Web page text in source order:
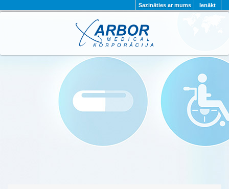
Ienākt
Sazināties ar mums
PAR MUMS PROJEKTI
KONTAKTI
PRIVĀTUMA POLITIKA